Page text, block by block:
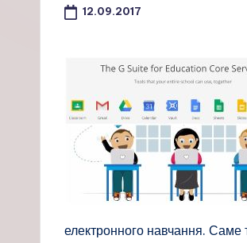
12.09.2017
електронного навчання. Саме